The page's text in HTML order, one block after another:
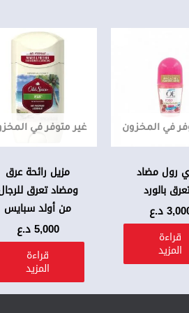
في المخزون
رول مضاد
بالورد
د.ع
قراءة
المزيد
غير متوفر في
مزيل رائحة عرق
ومضاد تعرق
من أولد سبايس
5,000د.ع
قراءة
المزيد